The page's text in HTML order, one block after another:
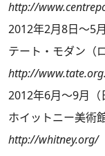
http://
2012年2月8日～5
テート・モダン（
http://
2012年6月～9月（
ホイットニー美術
http://whitney.org/